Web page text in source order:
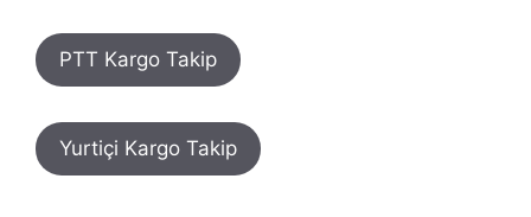
PTT Kargo Takip
Yurtiçi Kargo Takip